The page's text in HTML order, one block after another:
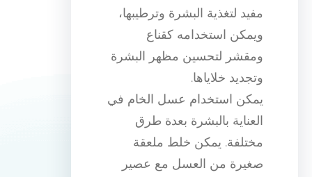
مفيد لتغذية البشرة وترطيبها،
ويمكن استخدامه كقناع
ومقشر لتحسين مظهر البشرة
وتجديد خلاياها.
يمكن استخدام عسل الخام في
العناية بالبشرة بعدة طرق
مختلفة. يمكن خلط ملعقة
صغيرة من العسل مع عصير